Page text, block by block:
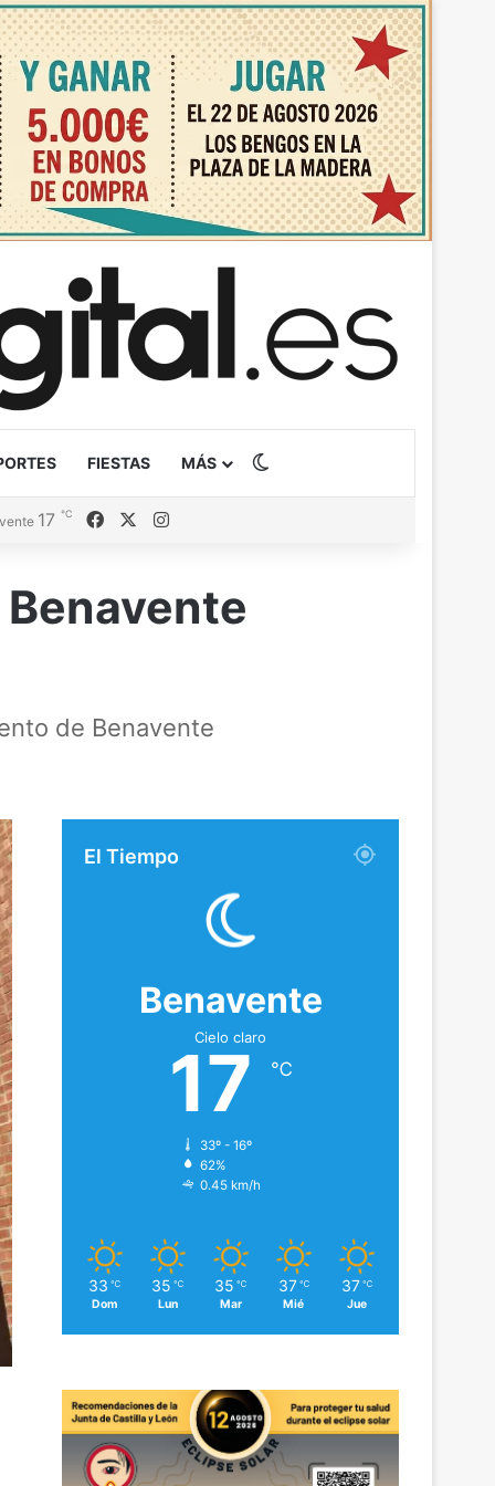
FIESTAS MÁS
17 ℃ FacebookInstagram
de Benavente
El Tiempo
Benavente
Cielo claro
17 ℃
33º - 16º
62%
0.45 km/h
33 ℃
Dom
35 ℃
Lun
35 ℃
Mar
37 ℃
Mié
37 ℃
Jue